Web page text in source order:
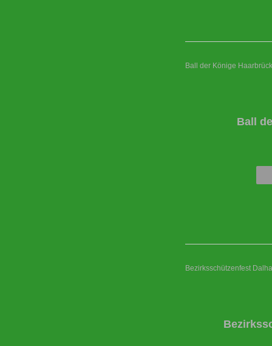
Ball der Könige
Ball
Bezirksschützenfest